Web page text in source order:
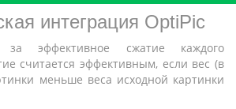
интеграция OptiPic
за эффективное сжатие каждого
считается эффективным, если вес (в
меньше веса исходной картинки